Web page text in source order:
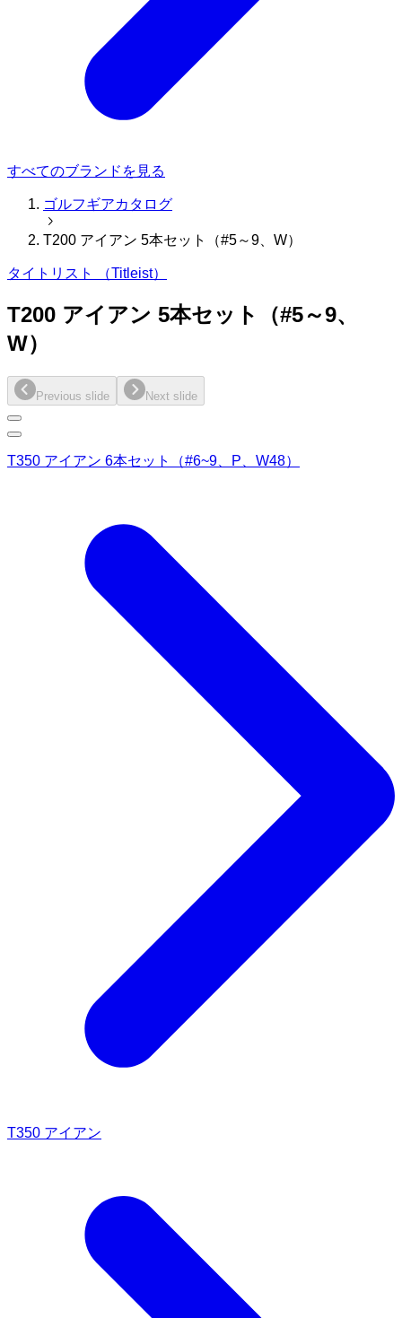
すべてのブランドを見る
ゴルフギアカタログ
T200 アイアン 5本セット（#5～9、W）
タイトリスト （Titleist）
T200 アイアン 5本セット（#5～9、
W）
Previous slide Next slide
T350 アイアン 6本セット（#6~9、P、W48）
T350 アイアン